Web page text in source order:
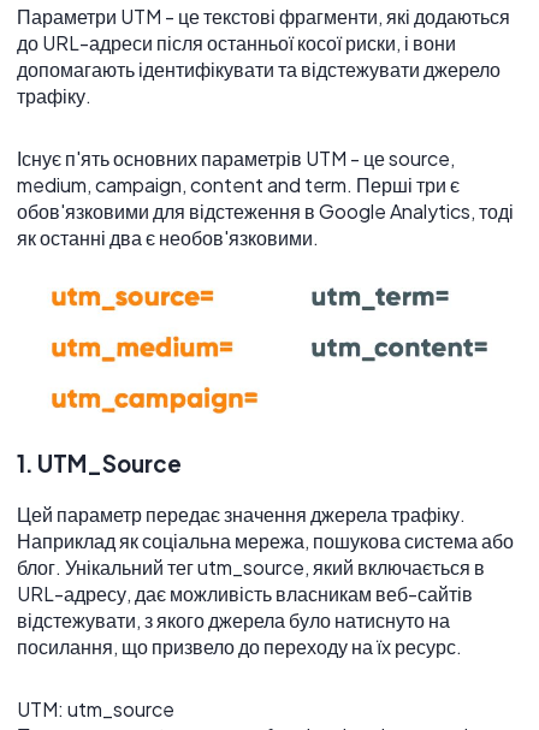
Параметри UTM - це текстові фрагменти, які додаються
до URL-адреси після останньої косої риски, і вони
допомагають ідентифікувати та відстежувати джерело
трафіку.
Існує п'ять основних параметрів UTM - це source,
medium, campaign, content and term. Перші три є
обов'язковими для відстеження в Google Analytics, тоді
як останні два є необов'язковими.
1. UTM_Source
Цей параметр передає значення джерела трафіку.
Наприклад як соціальна мережа, пошукова система або
блог. Унікальний тег utm_source, який включається в
URL-адресу, дає можливість власникам веб-сайтів
відстежувати, з якого джерела було натиснуто на
посилання, що призвело до переходу на їх ресурс.
UTM: utm_source